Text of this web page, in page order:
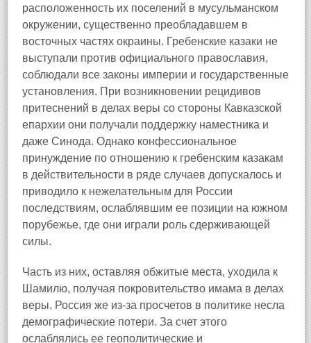
расположенность их поселений в мусульманском
окружении, существенно преобладавшем в
восточных частях окраины. Гребенские казаки не
выступали против официального православия,
соблюдали все законы империи и государственные
установления. При возникновении рецидивов
притеснений в делах веры со стороны Кавказской
епархии они получали поддержку наместника и
даже Синода. Однако конфессиональное
принуждение по отношению к гребенским казакам
в действительности в ряде случаев допускалось и
приводило к нежелательным для России
последствиям, ослаблявшим ее позиции на южном
порубежье, где они играли роль сдерживающей
силы.
Часть из них, оставляя обжитые места, уходила к
Шамилю, получая покровительство имама в делах
веры. Россия же из-за просчетов в политике несла
демографические потери. За счет этого
ослаблялись ее геополитические и